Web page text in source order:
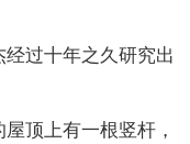
过十年之久研究出
顶上有一根竖杆，